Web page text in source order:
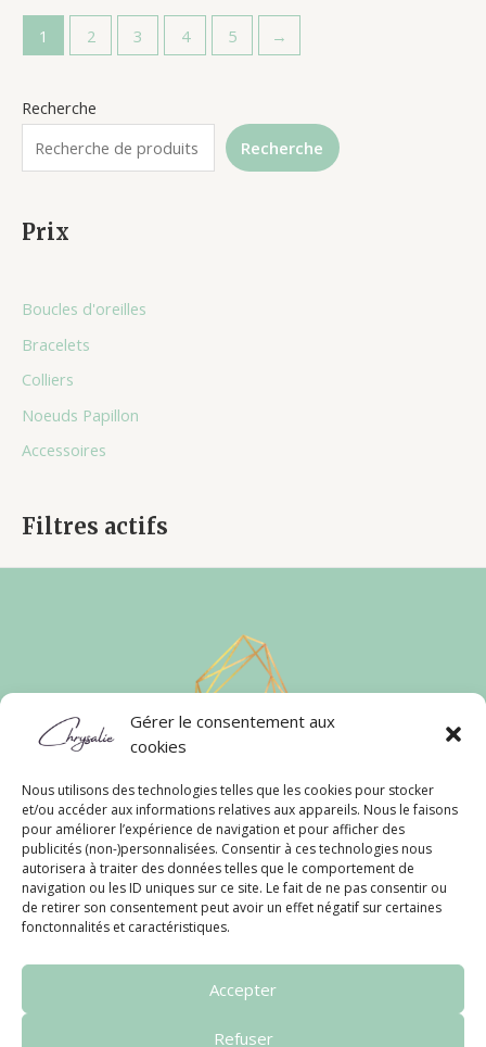
Gérer le consentement aux
cookies
Nous utilisons des technologies telles que les cookies pour stocker
et/ou accéder aux informations relatives aux appareils. Nous le faisons
pour améliorer l’expérience de navigation et pour afficher des
publicités (non-)personnalisées. Consentir à ces technologies nous
autorisera à traiter des données telles que le comportement de
navigation ou les ID uniques sur ce site. Le fait de ne pas consentir ou
de retirer son consentement peut avoir un effet négatif sur certaines
fonctonnalités et caractéristiques.
Accepter
Refuser
Recherche
Recherche
Prix
Boucles d'oreilles
Bracelets
Colliers
Noeuds Papillon
Accessoires
Filtres actifs
1 2 3 4 5 →
Liens Rapides
Conditions Générales
Politique de Confidentialité
Politique de Cookies
Contact